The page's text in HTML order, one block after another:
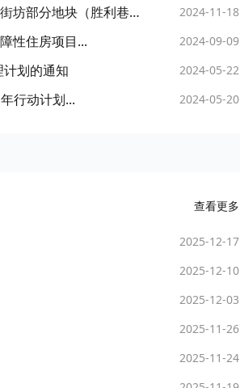
【城乡规划】天津市人民政府关于河东区02-20单元01、03、04街坊部分地块（胜利巷保障性住房项目地块）控制性详细规划（修改）的批复 2024-11-18
性住房项目... 2024-09-09
划的通知 2024-05-22
行动计划... 2024-05-20
查看更多
2025-12-17
2025-12-10
2025-12-03
2025-11-26
2025-11-24